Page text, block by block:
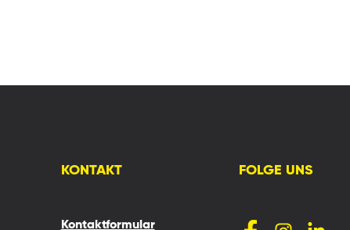
KONTAKT
Kontaktformular
FOLGE UNS